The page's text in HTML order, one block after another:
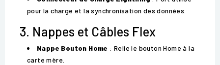
pour la charge et la synchronisation des données.
3. Nappes et Câbles Flex
Nappe Bouton Home : Relie le bouton Home à la
carte mère.